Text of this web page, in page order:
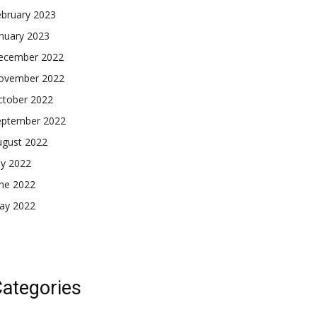
2023
2023
2022
2022
2022
2022
2022
2022
2022
2022